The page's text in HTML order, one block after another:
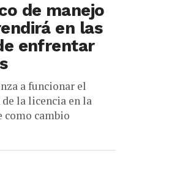
de manejo
en las
enfrentar
a funcionar el
la licencia en la
como cambio